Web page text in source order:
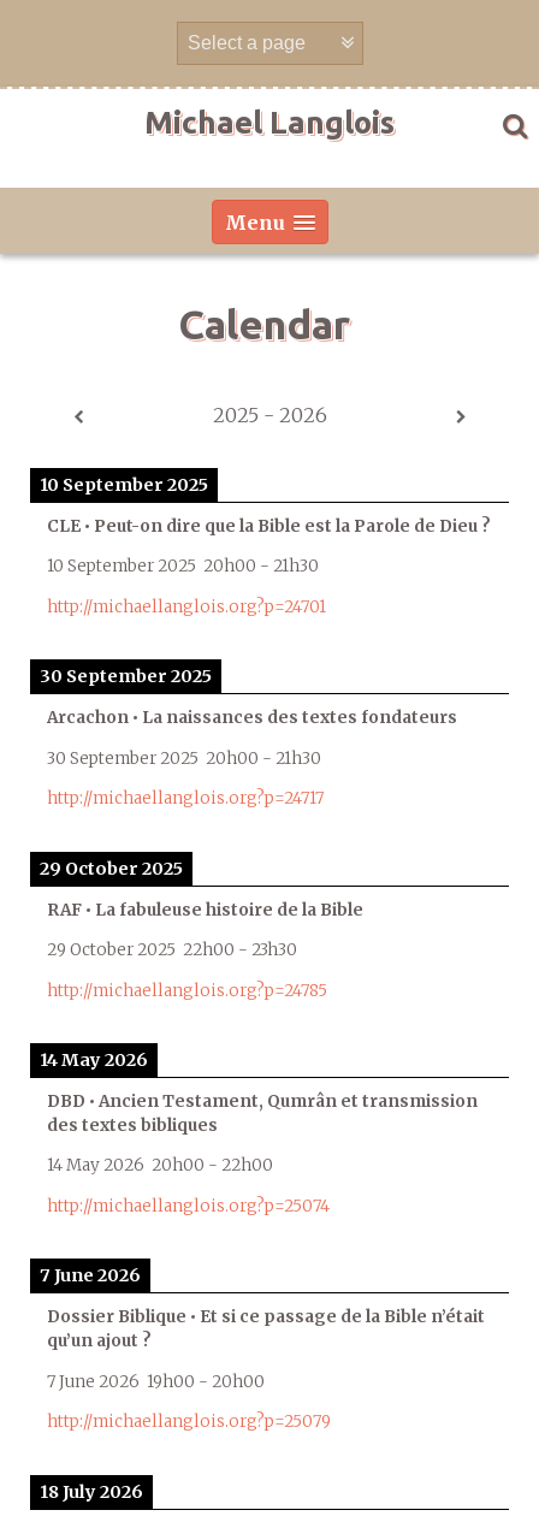
Michael Langlois
Menu
Calendar
2025 - 2026
10 September 2025
CLE • Peut-on dire que la Bible est la Parole de Dieu ?
10 September 2025 20h00 - 21h30
http://michaellanglois.org?p=24701
30 September 2025
Arcachon • La naissances des textes fondateurs
30 September 2025 20h00 - 21h30
http://michaellanglois.org?p=24717
29 October 2025
RAF • La fabuleuse histoire de la Bible
29 October 2025 22h00 - 23h30
http://michaellanglois.org?p=24785
14 May 2026
DBD • Ancien Testament, Qumrân et transmission
des textes bibliques
14 May 2026 20h00 - 22h00
http://michaellanglois.org?p=25074
7 June 2026
Dossier Biblique • Et si ce passage de la Bible n’était
qu’un ajout ?
7 June 2026 19h00 - 20h00
http://michaellanglois.org?p=25079
18 July 2026